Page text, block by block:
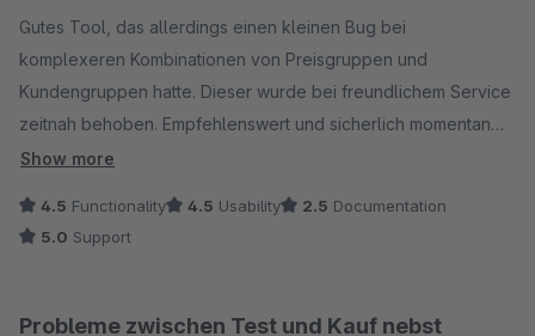
Gutes Tool, das allerdings einen kleinen Bug bei
komplexeren Kombinationen von Preisgruppen und
Kundengruppen hatte. Dieser wurde bei freundlichem Service
zeitnah behoben. Empfehlenswert und sicherlich momentan
das beste Staffelpreis-Plugin.
Show more
4.5 Functionality 4.5 Usability 2.5 Documentation
5.0 Support
Probleme zwischen Test und Kauf nebst